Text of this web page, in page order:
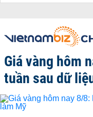
Giá vàng hôm
tuần sau dữ